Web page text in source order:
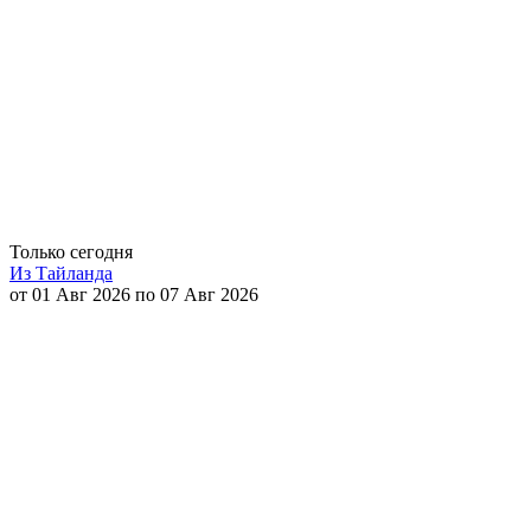
Только сегодня
Из Тайланда
от 01 Авг 2026 по 07 Авг 2026